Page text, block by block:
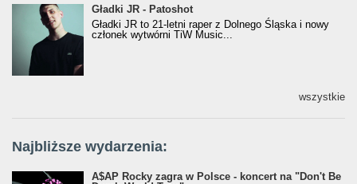
Gładki JR - Patoshot
Gładki JR - Patoshot
Gładki JR to 21-letni raper z Dolnego Śląska i nowy
członek wytwórni TiW Music...
wszystkie
Najbliższe wydarzenia:
A$AP Rocky zagra w Polsce - koncert na "Don't Be